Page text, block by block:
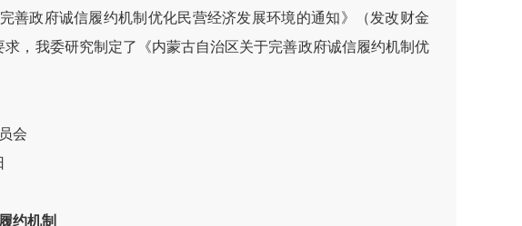
政府诚信履约机制优化民营经济发展环境的通知》（发改财金
，我委研究制定了《内蒙古自治区关于完善政府诚信履约机制优
会
约机制